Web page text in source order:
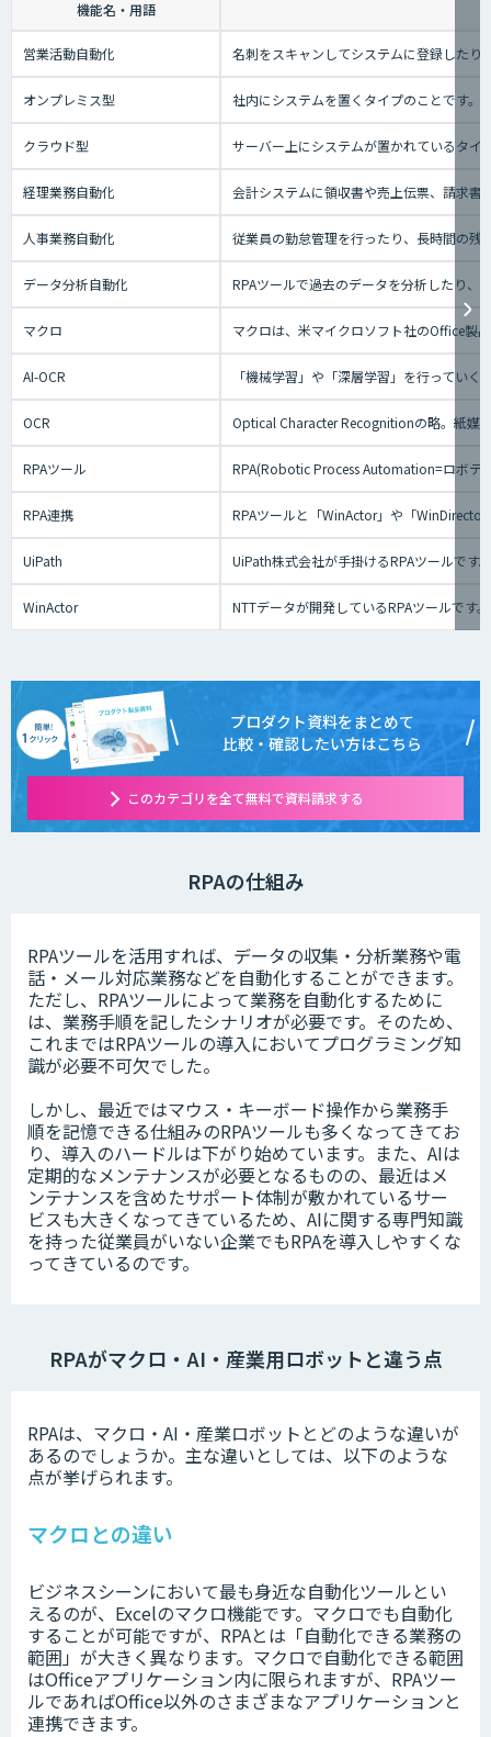
機能名・用語
営業活動自動化 名刺をスキャンしてシステムに登録したり
オンプレミス型 社内にシステムを置くタイプのことです
クラウド型 サーバー上にシステムが置かれているタ
経理業務自動化 会計システムに領収書や売上伝票、請求書
人事業務自動化 従業員の勤怠管理を行ったり、長時間の残
データ分析自動化 RPAツールで過去のデータを分析したり、
マクロ マクロは、米マイクロソフト社のOffice製
AI-OCR 「機械学習」や「深層学習」を行ってい
OCR Optical Character Recognitionの略。紙媒
RPAツール RPA(Robotic Process Automation=ロボテ
RPA連携 RPAツールと「WinActor」や「
UiPath UiPath株式会社が手掛けるRPAツールです
WinActor NTTデータが開発しているRPAツールです
プロダクト資料をまとめて
比較・確認したい方はこちら
このカテゴリを全て無料で資料請求する
RPAの仕組み
RPAツールを活用すれば、データの収集・分析業務や電
話・メール対応業務などを自動化することができます。
ただし、RPAツールによって業務を自動化するために
は、業務手順を記したシナリオが必要です。そのため、
これまではRPAツールの導入においてプログラミング知
識が必要不可欠でした。
しかし、最近ではマウス・キーボード操作から業務手
順を記憶できる仕組みのRPAツールも多くなってきてお
り、導入のハードルは下がり始めています。また、AIは
定期的なメンテナンスが必要となるものの、最近はメ
ンテナンスを含めたサポート体制が敷かれているサー
ビスも大きくなってきているため、AIに関する専門知識
を持った従業員がいない企業でもRPAを導入しやすくな
ってきているのです。
RPAがマクロ・AI・産業用ロボットと違う点
RPAは、マクロ・AI・産業ロボットとどのような違いが
あるのでしょうか。主な違いとしては、以下のような
点が挙げられます。
マクロとの違い
ビジネスシーンにおいて最も身近な自動化ツールとい
えるのが、Excelのマクロ機能です。マクロでも自動化
することが可能ですが、RPAとは「自動化できる業務の
範囲」が大きく異なります。マクロで自動化できる範囲
はOfficeアプリケーション内に限られますが、RPAツー
ルであればOffice以外のさまざまなアプリケーションと
連携できます。